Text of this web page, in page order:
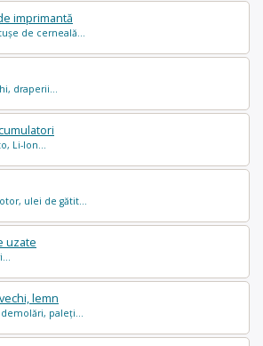
imprimantă
de cerneală...
draperii...
Li-Ion...
ulei de gătit...
uzate
lemn
paleți...